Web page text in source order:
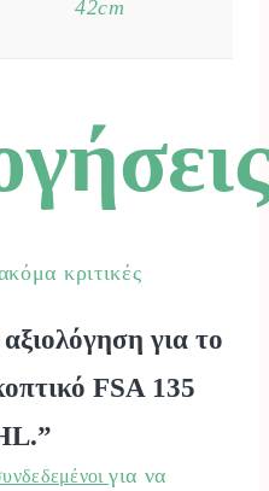
42cm
κριτικές
για το
FSA 135
για να